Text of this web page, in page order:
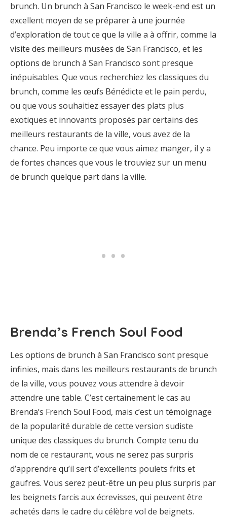
brunch. Un brunch à San Francisco le week-end est un
excellent moyen de se préparer à une journée
d’exploration de tout ce que la ville a à offrir, comme la
visite des meilleurs musées de San Francisco, et les
options de brunch à San Francisco sont presque
inépuisables. Que vous recherchiez les classiques du
brunch, comme les œufs Bénédicte et le pain perdu,
ou que vous souhaitiez essayer des plats plus
exotiques et innovants proposés par certains des
meilleurs restaurants de la ville, vous avez de la
chance. Peu importe ce que vous aimez manger, il y a
de fortes chances que vous le trouviez sur un menu
de brunch quelque part dans la ville.
Brenda’s French Soul Food
Les options de brunch à San Francisco sont presque
infinies, mais dans les meilleurs restaurants de brunch
de la ville, vous pouvez vous attendre à devoir
attendre une table. C’est certainement le cas au
Brenda’s French Soul Food, mais c’est un témoignage
de la popularité durable de cette version sudiste
unique des classiques du brunch. Compte tenu du
nom de ce restaurant, vous ne serez pas surpris
d’apprendre qu’il sert d’excellents poulets frits et
gaufres. Vous serez peut-être un peu plus surpris par
les beignets farcis aux écrevisses, qui peuvent être
achetés dans le cadre du célèbre vol de beignets.